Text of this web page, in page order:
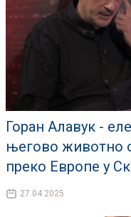
Горан Алавук -
његово животно
преко Европе у
27.04.2025